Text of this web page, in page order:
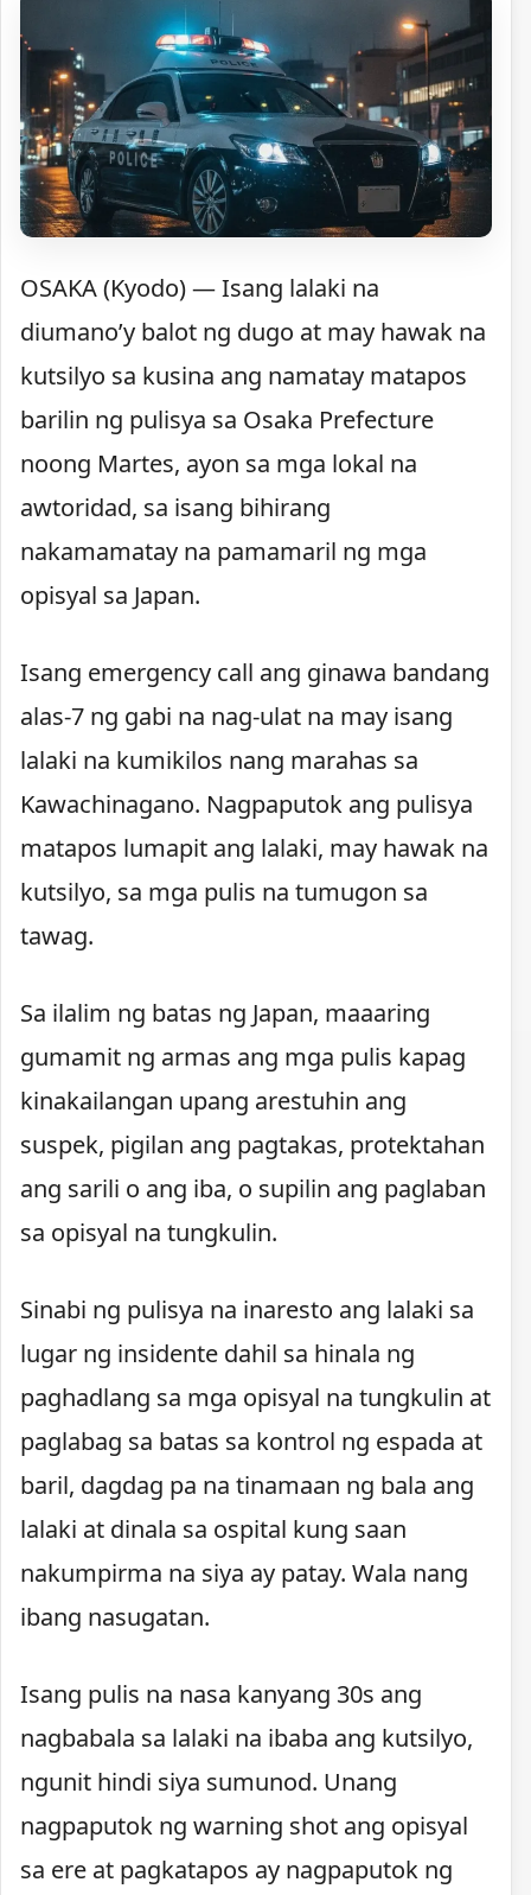
OSAKA (Kyodo) — Isang lalaki na
diumano’y balot ng dugo at may hawak na
kutsilyo sa kusina ang namatay matapos
barilin ng pulisya sa Osaka Prefecture
noong Martes, ayon sa mga lokal na
awtoridad, sa isang bihirang
nakamamatay na pamamaril ng mga
opisyal sa Japan.
Isang emergency call ang ginawa bandang
alas-7 ng gabi na nag-ulat na may isang
lalaki na kumikilos nang marahas sa
Kawachinagano. Nagpaputok ang pulisya
matapos lumapit ang lalaki, may hawak na
kutsilyo, sa mga pulis na tumugon sa
tawag.
Sa ilalim ng batas ng Japan, maaaring
gumamit ng armas ang mga pulis kapag
kinakailangan upang arestuhin ang
suspek, pigilan ang pagtakas, protektahan
ang sarili o ang iba, o supilin ang paglaban
sa opisyal na tungkulin.
Sinabi ng pulisya na inaresto ang lalaki sa
lugar ng insidente dahil sa hinala ng
paghadlang sa mga opisyal na tungkulin at
paglabag sa batas sa kontrol ng espada at
baril, dagdag pa na tinamaan ng bala ang
lalaki at dinala sa ospital kung saan
nakumpirma na siya ay patay. Wala nang
ibang nasugatan.
Isang pulis na nasa kanyang 30s ang
nagbabala sa lalaki na ibaba ang kutsilyo,
ngunit hindi siya sumunod. Unang
nagpaputok ng warning shot ang opisyal
sa ere at pagkatapos ay nagpaputok ng